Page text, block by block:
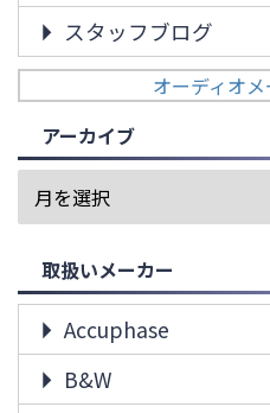
スタッフブログ
オーディオ
アーカイブ
取扱いメーカー
Accuphase
B&W